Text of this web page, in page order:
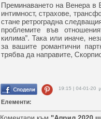
Преминаването на Венера в
интимност, страхове,
стане ретроградна
проблемите във
килима”. Така или иначе,
за вашите романтични
трябва да направите,
19:15 | 04-01-20
Елементи: